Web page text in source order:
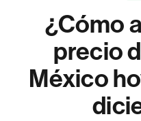
¿Cómo
precio
México